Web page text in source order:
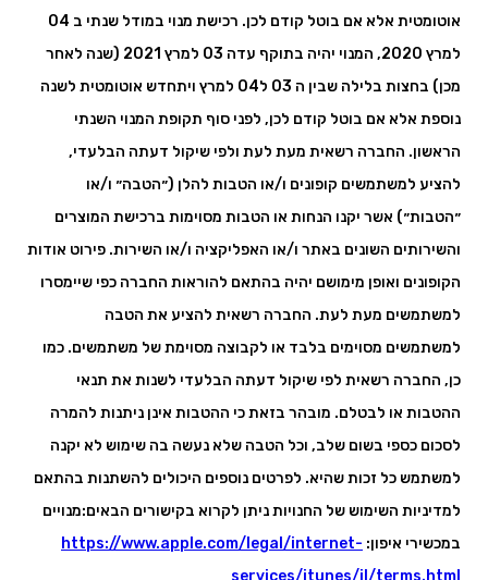
אוטומטית אלא אם בוטל קודם לכן. רכישת מנוי במודל שנתי ב 04
למרץ 2020, המנוי יהיה בתוקף עדה 03 למרץ 2021 (שנה לאחר
מכן) בחצות בלילה שבין ה 03 ל04 למרץ ויתחדש אוטומטית לשנה
נוספת אלא אם בוטל קודם לכן, לפני סוף תקופת המנוי השנתי
הראשון. החברה רשאית מעת לעת ולפי שיקול דעתה הבלעדי,
להציע למשתמשים קופונים ו/או הטבות להלן (״הטבה״ ו/או
״הטבות״) אשר יקנו הנחות או הטבות מסוימות ברכישת המוצרים
והשירותים השונים באתר ו/או האפליקציה ו/או השירות. פירוט אודות
הקופונים ואופן מימושם יהיה בהתאם להוראות החברה כפי שיימסרו
למשתמשים מעת לעת. החברה רשאית להציע את הטבה
למשתמשים מסוימים בלבד או לקבוצה מסוימת של משתמשים. כמו
כן, החברה רשאית לפי שיקול דעתה הבלעדי לשנות את תנאי
ההטבות או לבטלם. מובהר בזאת כי ההטבות אינן ניתנות להמרה
לסכום כספי בשום שלב, וכל הטבה שלא נעשה בה שימוש לא יקנה
למשתמש כל זכות שהיא. לפרטים נוספים היכולים להשתנות בהתאם
למדיניות השימוש של החנויות ניתן לקרוא בקישורים הבאים:מנויים
במכשירי איפון: https://www.apple.com/legal/internet-
services/itunes/il/terms.html